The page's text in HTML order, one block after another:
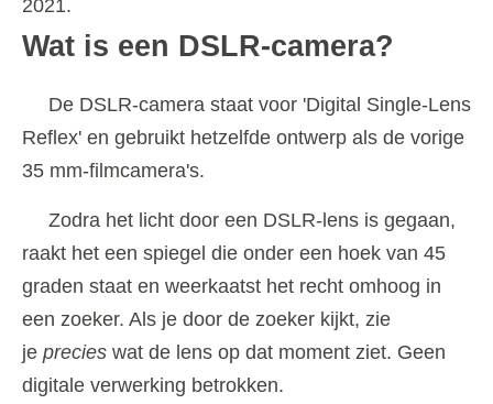
2021.
Wat is een DSLR-camera?
De DSLR-camera staat voor 'Digital Single-Lens
Reflex' en gebruikt hetzelfde ontwerp als de vorige
35 mm-filmcamera's.
Zodra het licht door een DSLR-lens is gegaan,
raakt het een spiegel die onder een hoek van 45
graden staat en weerkaatst het recht omhoog in
een zoeker. Als je door de zoeker kijkt, zie
je precies wat de lens op dat moment ziet. Geen
digitale verwerking betrokken.